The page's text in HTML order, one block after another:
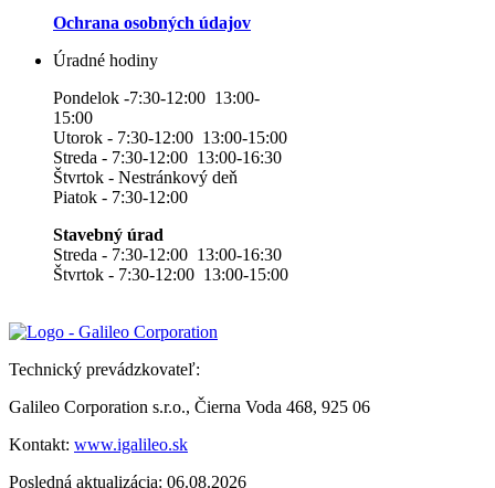
Ochrana osobných údajov
Úradné hodiny
Pondelok -7:30-12:00 13:00-
15:00
Utorok - 7:30-12:00 13:00-15:00
Streda - 7:30-12:00 13:00-16:30
Štvrtok - Nestránkový deň
Piatok - 7:30-12:00
Stavebný úrad
Streda - 7:30-12:00 13:00-16:30
Štvrtok - 7:30-12:00 13:00-15:00
Technický prevádzkovateľ:
Galileo Corporation s.r.o., Čierna Voda 468, 925 06
Kontakt: www.igalileo.sk
Posledná aktualizácia: 06.08.2026